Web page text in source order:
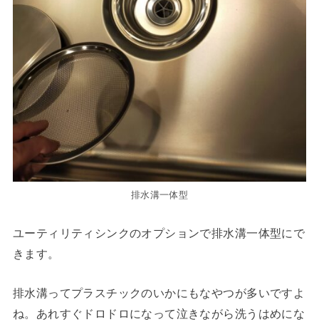
排水溝一体型
ユーティリティシンクのオプションで排水溝一体型にで
きます。
排水溝ってプラスチックのいかにもなやつが多いですよ
ね。あれすぐドロドロになって泣きながら洗うはめにな